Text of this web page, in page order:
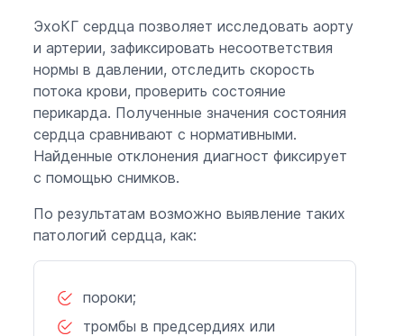
ЭхоКГ сердца позволяет исследовать аорту
и артерии, зафиксировать несоответствия
нормы в давлении, отследить скорость
потока крови, проверить состояние
перикарда. Полученные значения состояния
сердца сравнивают с нормативными.
Найденные отклонения диагност фиксирует
с помощью снимков.
По результатам возможно выявление таких
патологий сердца, как:
пороки;
тромбы в предсердиях или